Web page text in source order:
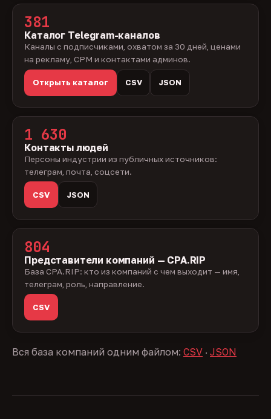
381
Каталог Telegram-каналов
Каналы с подписчиками, охватом за 30 дней, ценами
на рекламу, CPM и контактами админов.
Открыть каталог CSV JSON
1 630
Контакты людей
Персоны индустрии из публичных источников:
телеграм, почта, соцсети.
CSV JSON
804
Представители компаний — CPA.RIP
База CPA.RIP: кто из компаний с чем выходит — имя,
телеграм, роль, направление.
CSV
Вся база компаний одним файлом: CSV · JSON